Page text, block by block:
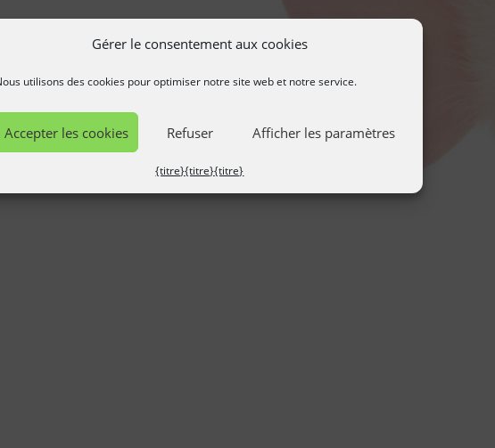
Gérer le consentement aux cookies
utilisons des cookies pour optimiser notre site web et notre service.
Accepter les cookies Refuser Afficher les paramètres
{titre}{titre}{titre}